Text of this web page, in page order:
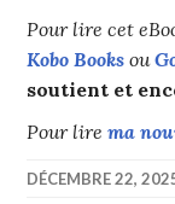
Pour lire cet
Kobo Books ou
soutient et
Pour lirema
DÉCEMBRE 22,